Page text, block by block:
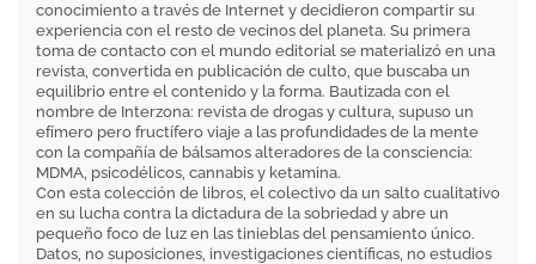
conocimiento a través de Internet y decidieron compartir su
experiencia con el resto de vecinos del planeta. Su primera
toma de contacto con el mundo editorial se materializó en una
revista, convertida en publicación de culto, que buscaba un
equilibrio entre el contenido y la forma. Bautizada con el
nombre de Interzona: revista de drogas y cultura, supuso un
efímero pero fructífero viaje a las profundidades de la mente
con la compañía de bálsamos alteradores de la consciencia:
MDMA, psicodélicos, cannabis y ketamina.
Con esta colección de libros, el colectivo da un salto cualitativo
en su lucha contra la dictadura de la sobriedad y abre un
pequeño foco de luz en las tinieblas del pensamiento único.
Datos, no suposiciones, investigaciones científicas, no estudios